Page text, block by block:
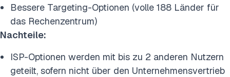
Bessere Targeting-Optionen (volle 188 Länder für
das Rechenzentrum)
Nachteile:
ISP-Optionen werden mit bis zu 2 anderen Nutzern
geteilt, sofern nicht über den Unternehmensvertrieb